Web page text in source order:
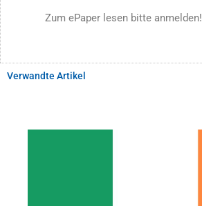
Zum ePaper lesen bitte anmelden!
Verwandte Artikel